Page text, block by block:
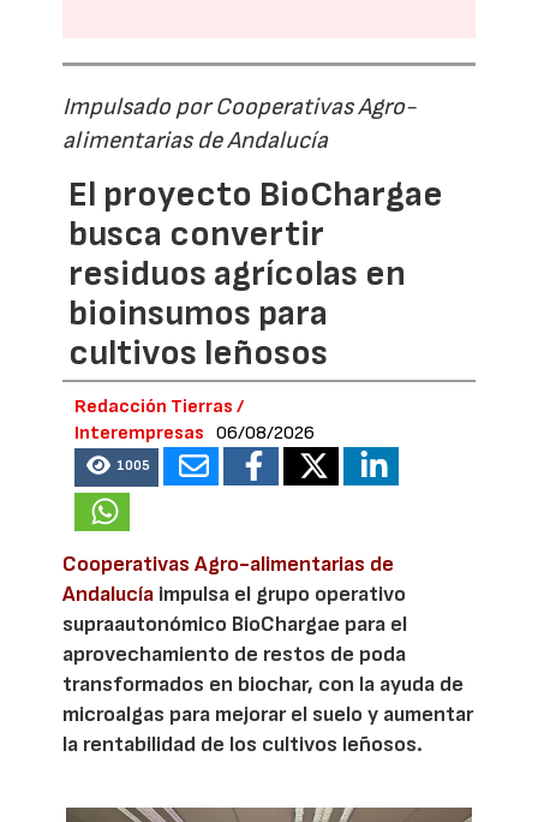
Impulsado por Cooperativas Agro-
alimentarias de Andalucía
El proyecto BioChargae
busca convertir
residuos agrícolas en
bioinsumos para
cultivos leñosos
Redacción Tierras /
Interempresas
06/08/2026
1005
Cooperativas Agro-alimentarias de
Andalucía impulsa el grupo operativo
supraautonómico BioChargae para el
aprovechamiento de restos de poda
transformados en biochar, con la ayuda de
microalgas para mejorar el suelo y aumentar
la rentabilidad de los cultivos leñosos.